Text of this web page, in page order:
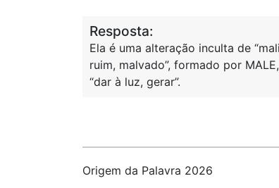
Resposta:
Ela é uma alteração inculta de
ruim, malvado”, formado por
“dar à luz, gerar”.
Origem da Palavra 2026